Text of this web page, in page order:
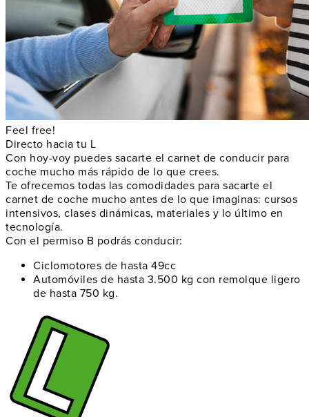
Feel free!
Directo hacia tu L
Con hoy-voy puedes sacarte el carnet de conducir para
coche mucho más rápido de lo que crees.
Te ofrecemos todas las comodidades para sacarte el
carnet de coche mucho antes de lo que imaginas: cursos
intensivos, clases dinámicas, materiales y lo último en
tecnología.
Con el permiso B podrás conducir:
Ciclomotores de hasta 49cc
Automóviles de hasta 3.500 kg con remolque ligero
de hasta 750 kg.